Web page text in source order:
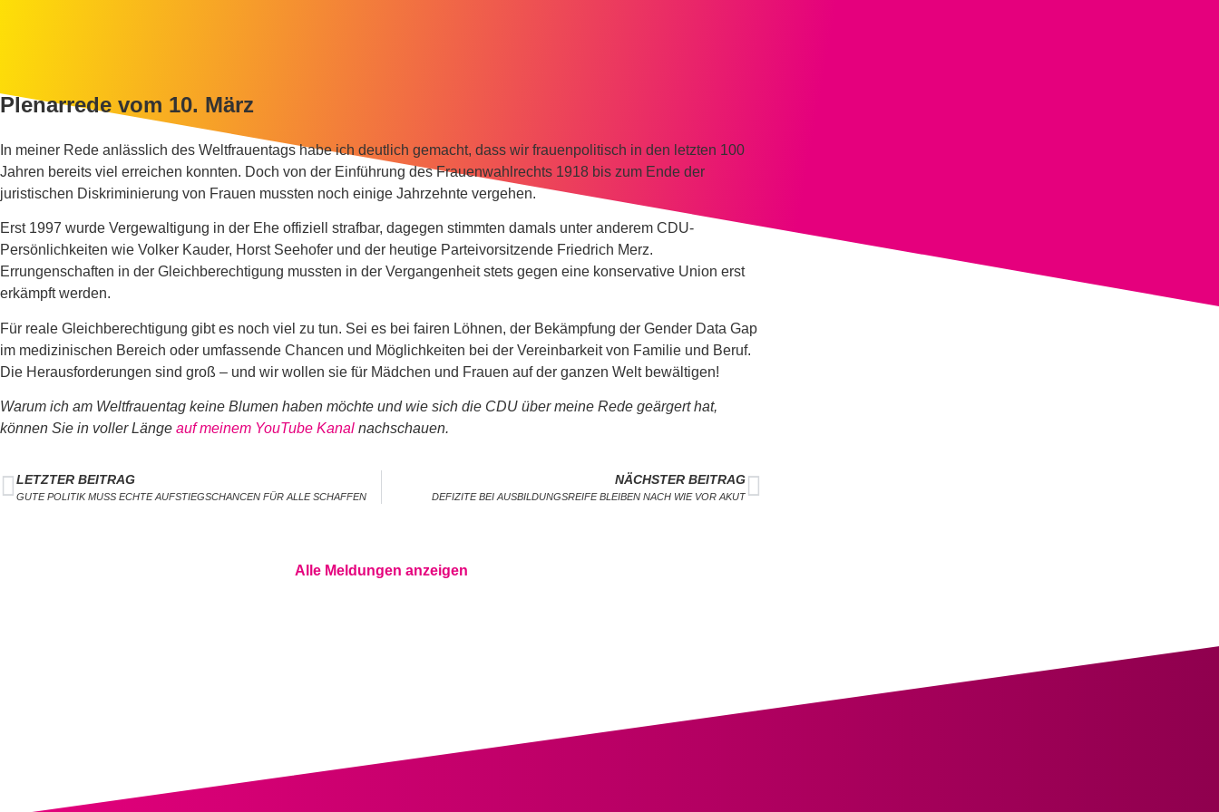
Plenarrede vom 10. März
In meiner Rede anlässlich des Weltfrauentags habe ich deutlich gemacht, dass wir frauenpolitisch in den letzten 100
Jahren bereits viel erreichen konnten. Doch von der Einführung des Frauenwahlrechts 1918 bis zum Ende der
juristischen Diskriminierung von Frauen mussten noch einige Jahrzehnte vergehen.
Erst 1997 wurde Vergewaltigung in der Ehe offiziell strafbar, dagegen stimmten damals unter anderem CDU-
Persönlichkeiten wie Volker Kauder, Horst Seehofer und der heutige Parteivorsitzende Friedrich Merz.
Errungenschaften in der Gleichberechtigung mussten in der Vergangenheit stets gegen eine konservative Union erst
erkämpft werden.
Für reale Gleichberechtigung gibt es noch viel zu tun. Sei es bei fairen Löhnen, der Bekämpfung der Gender Data Gap
im medizinischen Bereich oder umfassende Chancen und Möglichkeiten bei der Vereinbarkeit von Familie und Beruf.
Die Herausforderungen sind groß – und wir wollen sie für Mädchen und Frauen auf der ganzen Welt bewältigen!
Warum ich am Weltfrauentag keine Blumen haben möchte und wie sich die CDU über meine Rede geärgert hat,
können Sie in voller Länge auf meinem YouTube Kanal nachschauen.
LETZTER BEITRAG
GUTE POLITIK MUSS ECHTE AUFSTIEGSCHANCEN FÜR ALLE SCHAFFEN
NÄCHSTER BEITRAG
DEFIZITE BEI AUSBILDUNGSREIFE BLEIBEN NACH WIE VOR AKUT
Alle Meldungen anzeigen